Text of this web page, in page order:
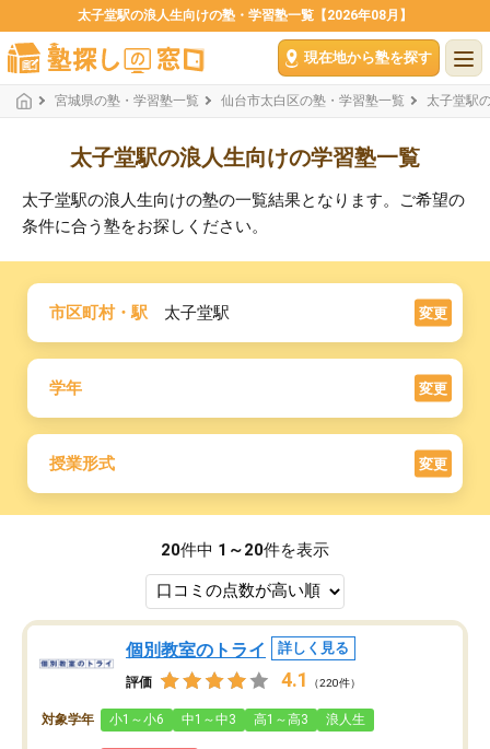
太子堂駅の浪人生向けの塾・学習塾一覧【2026年08月】
現在地から塾を探す
宮城県の塾・学習塾一覧 仙台市太白区の塾・学習塾一覧 太子堂駅
太子堂駅の浪人生向けの学習塾一覧
太子堂駅の浪人生向けの塾の一覧結果となります。ご希望の
条件に合う塾をお探しください。
市区町村・駅 太子堂駅 変更
学年 変更
授業形式 変更
20件中 1～20件を表示
個別教室のトライ 詳しく見る
評価 4.1 （220件）
対象学年 小1～小6 中1～中3 高1～高3 浪人生